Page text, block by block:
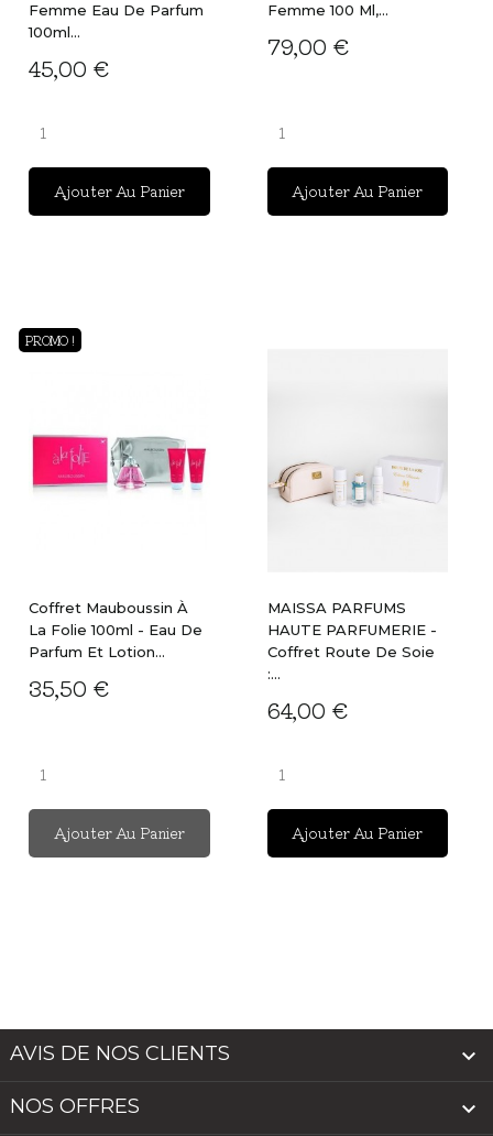
Femme Eau De Parfum
100ml...
45,00 €
Ajouter Au Panier
Femme 100 Ml,...
79,00 €
Ajouter Au Panier
Coffret Mauboussin À
La Folie 100ml - Eau De
Parfum Et Lotion...
35,50 €
Ajouter Au Panier
PROMO !
MAISSA PARFUMS
HAUTE PARFUMERIE -
Coffret Route De Soie
:...
64,00 €
Ajouter Au Panier
AVIS DE NOS CLIENTS 
NOS OFFRES 